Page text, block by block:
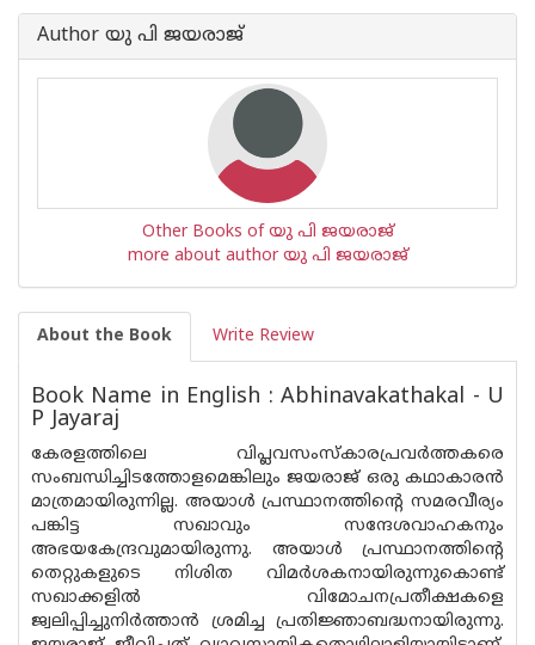
Author യു പി ജയരാജ്
Other Books of യു പി ജയരാജ്
more about author യു പി ജയരാജ്
About the Book Write Review
Book Name in English : Abhinavakathakal - U
P Jayaraj
കേരളത്തിലെ വിപ്ലവസംസ്‌കാരപ്രവർത്തകരെ
സംബന്ധിച്ചിടത്തോളമെങ്കിലും ജയരാജ് ഒരു കഥാകാരൻ
മാത്രമായിരുന്നില്ല. അയാൾ പ്രസ്ഥാനത്തിന്റെ സമരവീര്യം
പങ്കിട്ട സഖാവും സന്ദേശവാഹകനും
അഭയകേന്ദ്രവുമായിരുന്നു. അയാൾ പ്രസ്ഥാനത്തിന്റെ
തെറ്റുകളുടെ നിശിത വിമർശകനായിരുന്നുകൊണ്ട്
സഖാക്കളിൽ വിമോചനപ്രതീക്ഷകളെ
ജ്വലിപ്പിച്ചുനിർത്താൻ ശ്രമിച്ച പ്രതിജ്ഞാബദ്ധനായിരുന്നു.